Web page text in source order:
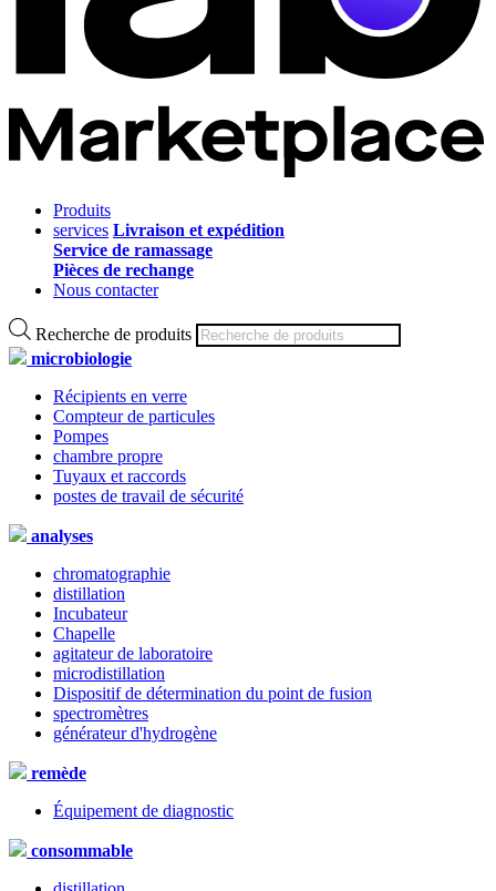
Produits
services Livraison et expédition
Service de ramassage
Pièces de rechange
Nous contacter
Recherche de produits
microbiologie
Récipients en verre
Compteur de particules
Pompes
chambre propre
Tuyaux et raccords
postes de travail de sécurité
analyses
chromatographie
distillation
Incubateur
Chapelle
agitateur de laboratoire
microdistillation
Dispositif de détermination du point de fusion
spectromètres
générateur d'hydrogène
remède
Équipement de diagnostic
consommable